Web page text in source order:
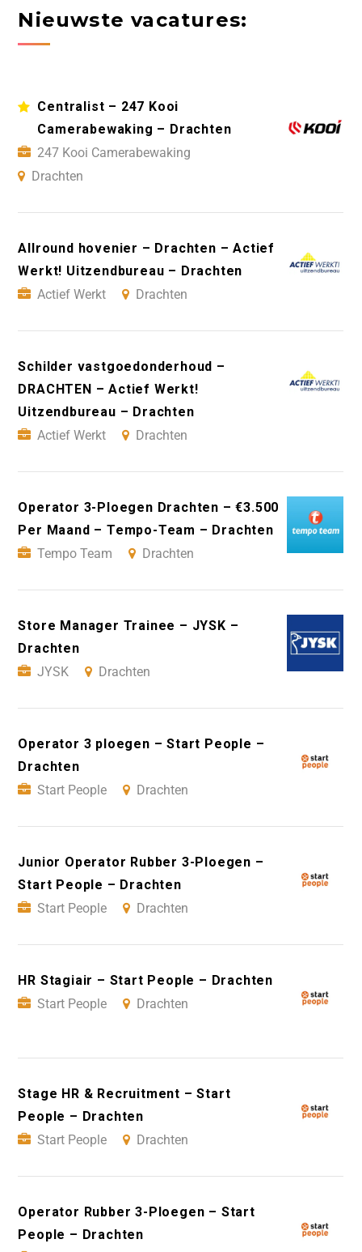
Nieuwste vacatures:
Centralist – 247 Kooi
Camerabewaking – Drachten
247 Kooi Camerabewaking
Drachten
Allround hovenier – Drachten – Actief
Werkt! Uitzendbureau – Drachten
Actief Werkt
Drachten
Schilder vastgoedonderhoud –
DRACHTEN – Actief Werkt!
Uitzendbureau – Drachten
Actief Werkt
Drachten
Operator 3-Ploegen Drachten – €3.500
Per Maand – Tempo-Team – Drachten
Tempo Team
Drachten
Store Manager Trainee – JYSK –
Drachten
JYSK
Drachten
Operator 3 ploegen – Start People –
Drachten
Start People
Drachten
Junior Operator Rubber 3-Ploegen –
Start People – Drachten
Start People
Drachten
HR Stagiair – Start People – Drachten
Start People
Drachten
Stage HR & Recruitment – Start
People – Drachten
Start People
Drachten
Operator Rubber 3-Ploegen – Start
People – Drachten